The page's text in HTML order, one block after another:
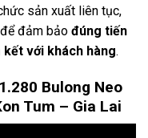
sản xuất liên tục,
đảm bảo đúng tiến
với khách hàng.
Bulong Neo
Tum – Gia Lai